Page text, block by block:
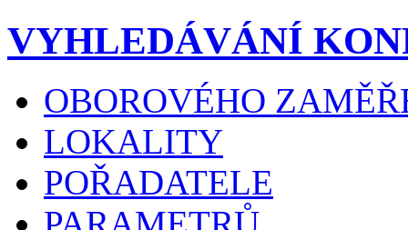
VYHLEDÁVÁNÍ
OBOROVÉHO
LOKALITY
POŘADATELE